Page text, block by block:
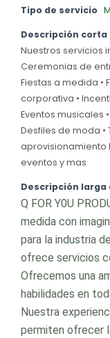
Tipo de servicio
Descripción
Nuestros servicios
Ceremonias de
Fiestas a medida •
corporativa •
Eventos musicales
Desfiles de moda •
aprovisionamiento
eventos y mas
Descripción larga
Q FOR Y0U
medida con
para la industria
ofrece servicios
Ofrecemos una
habilidades en
Nuestra
permiten ofrecer